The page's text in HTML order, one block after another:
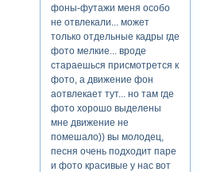
фоны-футажи меня особо
не отвлекали... может
только отдельные кадры где
фото мелкие... вроде
стараешься присмотрется к
фото, а движение фон
аотвлекает тут... но там где
фото хорошо выделены
мне движение не
помешало)) вы молодец,
песня очень подходит паре
и фото красивые у нас вот